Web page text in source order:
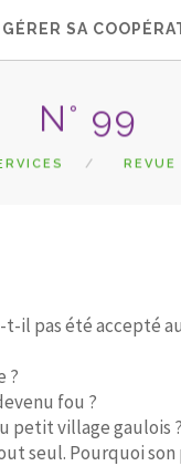
GÉRER SA
N° 99
pas été accepté
?
fou ?
petit village gaulois ?
seul. Pourquoi